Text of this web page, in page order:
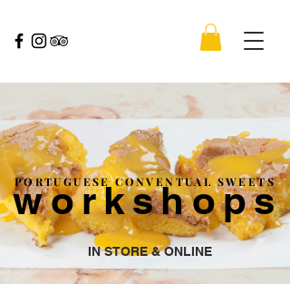
workshops
PORTUGUESE CONVENTUAL SWEETS
IN STORE & ONLINE